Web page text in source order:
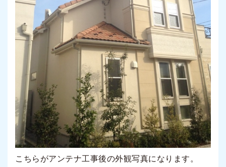
こちらがアンテナ工事後の外観写真になります。